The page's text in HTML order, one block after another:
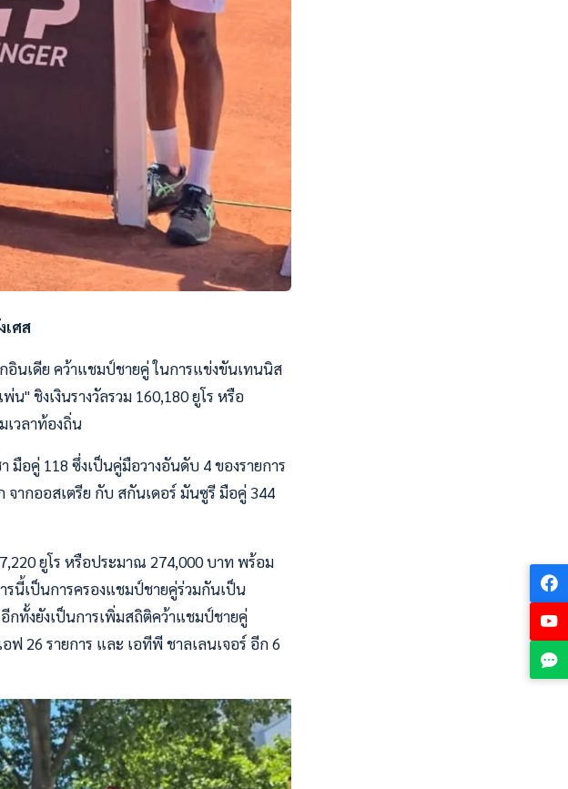
เศส
นเดีย คว้าแชมป์ชายคู่ ในการแข่งขันเทนนิส
น" ชิงเงินรางวัลรวม 160,180 ยูโร หรือ
เวลาท้องถิ่น
อคู่ 118 ซึ่งเป็นคู่มือวางอันดับ 4 ของรายการ
จากออสเตรีย กับ สกันเดอร์ มันซูรี มือคู่ 344
ยูโร หรือประมาณ 274,000 บาท พร้อม
นี้เป็นการครองแชมป์ชายคู่ร่วมกันเป็น
กทั้งยังเป็นการเพิ่มสถิติคว้าแชมป์ชายคู่
26 รายการ และ เอทีพี ชาลเลนเจอร์ อีก 6